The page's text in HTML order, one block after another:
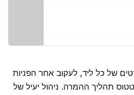
של כל ליד, לעקוב אחר הפניות
תהליך ההמרה. ניהול יעיל של